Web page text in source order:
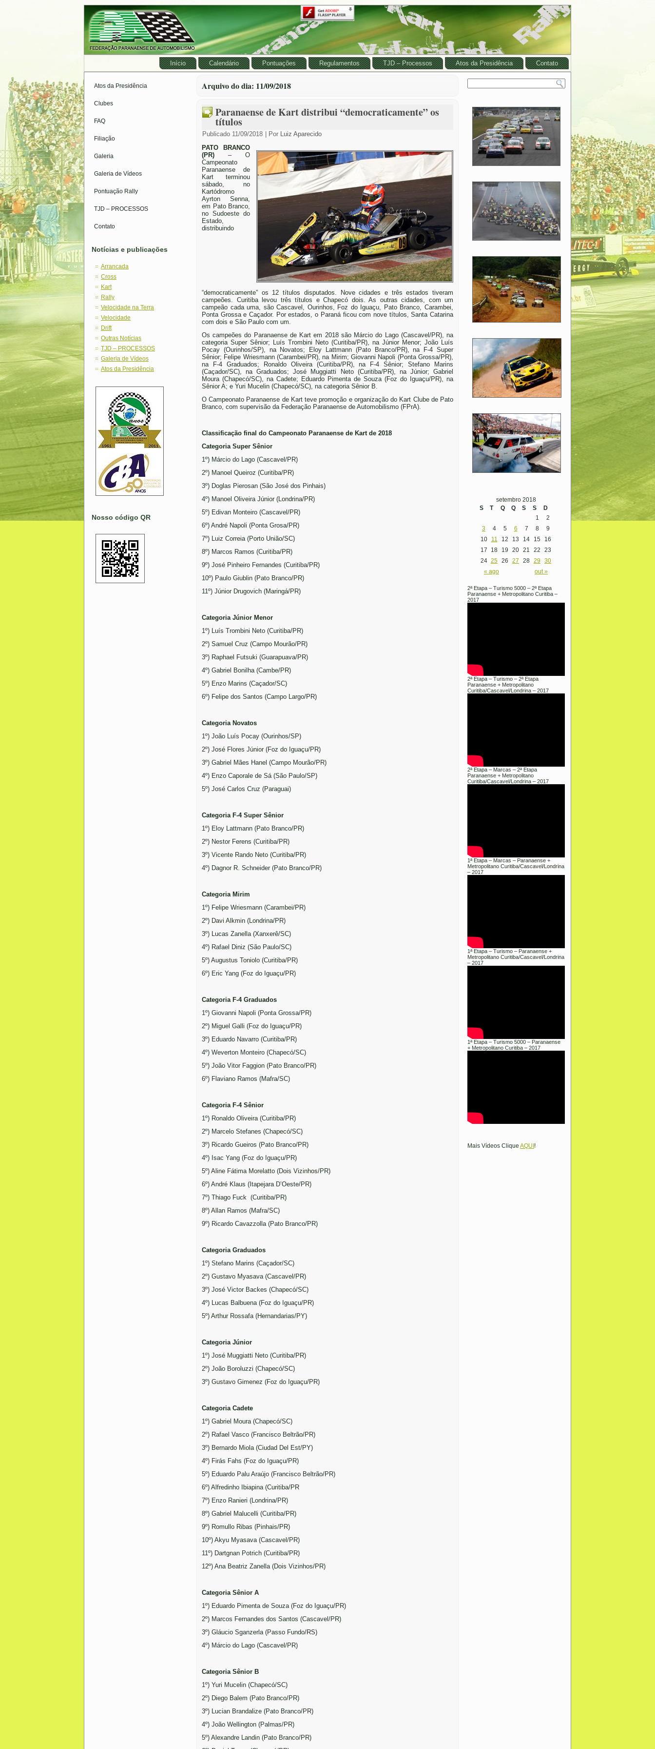
Início Calendário Pontuações Regulamentos TJD – Processos Atos da Presidência Contato
Atos da Presidência
Clubes
FAQ
Filiação
Galeria
Galeria de Vídeos
Pontuação Rally
TJD – PROCESSOS
Contato
Notícias e publicações
Arrancada
Cross
Kart
Rally
Velocidade na Terra
Velocidade
Drift
Outras Notícias
TJD – PROCESSOS
Galeria de Vídeos
Atos da Presidência
Nosso código QR
Arquivo do dia: 11/09/2018
Paranaense de Kart distribui “democraticamente” os
títulos
Publicado 11/09/2018 Por Luiz Aparecido
PATO BRANCO
(PR) – O
Campeonato
Paranaense de
Kart terminou
sábado, no
Kartódromo
Ayrton Senna,
em Pato Branco,
no Sudoeste do
Estado,
distribuindo
“democraticamente” os 12 títulos disputados. Nove cidades e três estados tiveram
campeões. Curitiba levou três títulos e Chapecó dois. As outras cidades, com um
campeão cada uma, são Cascavel, Ourinhos, Foz do Iguaçu, Pato Branco, Carambei,
Ponta Grossa e Caçador. Por estados, o Paraná ficou com nove títulos, Santa Catarina
com dois e São Paulo com um.
Os campeões do Paranaense de Kart em 2018 são Márcio do Lago (Cascavel/PR), na
categoria Super Sênior; Luís Trombini Neto (Curitiba/PR), na Júnior Menor; João Luís
Pocay (Ourinhos/SP), na Novatos; Eloy Lattmann (Pato Branco/PR), na F-4 Super
Sênior; Felipe Wriesmann (Carambei/PR), na Mirim; Giovanni Napoli (Ponta Grossa/PR),
na F-4 Graduados; Ronaldo Oliveira (Curitiba/PR), na F-4 Sênior; Stefano Marins
(Caçador/SC), na Graduados; José Muggiatti Neto (Curitiba/PR), na Júnior; Gabriel
Moura (Chapecó/SC), na Cadete; Eduardo Pimenta de Souza (Foz do Iguaçu/PR), na
Sênior A; e Yuri Mucelin (Chapecó/SC), na categoria Sênior B.
O Campeonato Paranaense de Kart teve promoção e organização do Kart Clube de Pato
Branco, com supervisão da Federação Paranaense de Automobilismo (FPrA).
Classificação final do Campeonato Paranaense de Kart de 2018
Categoria Super Sênior
1º) Márcio do Lago (Cascavel/PR)
2º) Manoel Queiroz (Curitiba/PR)
3º) Doglas Pierosan (São José dos Pinhais)
4º) Manoel Oliveira Júnior (Londrina/PR)
5º) Edivan Monteiro (Cascavel/PR)
6º) André Napoli (Ponta Grosa/PR)
7º) Luiz Correia (Porto União/SC)
8º) Marcos Ramos (Curitiba/PR)
9º) José Pinheiro Fernandes (Curitiba/PR)
10º) Paulo Giublin (Pato Branco/PR)
11º) Júnior Drugovich (Maringá/PR)
Categoria Júnior Menor
1º) Luís Trombini Neto (Curitiba/PR)
2º) Samuel Cruz (Campo Mourão/PR)
3º) Raphael Futsuki (Guarapuava/PR)
4º) Gabriel Bonilha (Cambe/PR)
5º) Enzo Marins (Caçador/SC)
6º) Felipe dos Santos (Campo Largo/PR)
Categoria Novatos
1º) João Luís Pocay (Ourinhos/SP)
2º) José Flores Júnior (Foz do Iguaçu/PR)
3º) Gabriel Mães Hanel (Campo Mourão/PR)
4º) Enzo Caporale de Sá (São Paulo/SP)
5º) José Carlos Cruz (Paraguai)
Categoria F-4 Super Sênior
1º) Eloy Lattmann (Pato Branco/PR)
2º) Nestor Ferens (Curitiba/PR)
3º) Vicente Rando Neto (Curitiba/PR)
4º) Dagnor R. Schneider (Pato Branco/PR)
Categoria Mirim
1º) Felipe Wriesmann (Carambei/PR)
2º) Davi Alkmin (Londrina/PR)
3º) Lucas Zanella (Xanxerê/SC)
4º) Rafael Diniz (São Paulo/SC)
5º) Augustus Toniolo (Curitiba/PR)
6º) Eric Yang (Foz do Iguaçu/PR)
Categoria F-4 Graduados
1º) Giovanni Napoli (Ponta Grossa/PR)
2º) Miguel Galli (Foz do Iguaçu/PR)
3º) Eduardo Navarro (Curitiba/PR)
4º) Weverton Monteiro (Chapecó/SC)
5º) João Vitor Faggion (Pato Branco/PR)
6º) Flaviano Ramos (Mafra/SC)
Categoria F-4 Sênior
1º) Ronaldo Oliveira (Curitiba/PR)
2º) Marcelo Stefanes (Chapecó/SC)
3º) Ricardo Gueiros (Pato Branco/PR)
4º) Isac Yang (Foz do Iguaçu/PR)
5º) Aline Fátima Morelatto (Dois Vizinhos/PR)
6º) André Klaus (Itapejara D’Oeste/PR)
7º) Thiago Fuck (Curitiba/PR)
8º) Allan Ramos (Mafra/SC)
9º) Ricardo Cavazzolla (Pato Branco/PR)
Categoria Graduados
1º) Stefano Marins (Caçador/SC)
2º) Gustavo Myasava (Cascavel/PR)
3º) José Victor Backes (Chapecó/SC)
4º) Lucas Balbuena (Foz do Iguaçu/PR)
5º) Arthur Rossafa (Hernandarias/PY)
Categoria Júnior
1º) José Muggiatti Neto (Curitiba/PR)
2º) João Boroluzzi (Chapecó/SC)
3º) Gustavo Gimenez (Foz do Iguaçu/PR)
Categoria Cadete
1º) Gabriel Moura (Chapecó/SC)
2º) Rafael Vasco (Francisco Beltrão/PR)
3º) Bernardo Miola (Ciudad Del Est/PY)
4º) Firás Fahs (Foz do Iguaçu/PR)
5º) Eduardo Palu Araújo (Francisco Beltrão/PR)
6º) Alfredinho Ibiapina (Curitiba/PR
7º) Enzo Ranieri (Londrina/PR)
8º) Gabriel Malucelli (Curitiba/PR)
9º) Romullo Ribas (Pinhais/PR)
10º) Akyu Myasava (Cascavel/PR)
11º) Dartgnan Potrich (Curitiba/PR)
12º) Ana Beatriz Zanella (Dois Vizinhos/PR)
Categoria Sênior A
1º) Eduardo Pimenta de Souza (Foz do Iguaçu/PR)
2º) Marcos Fernandes dos Santos (Cascavel/PR)
3º) Gláucio Sganzerla (Passo Fundo/RS)
4º) Márcio do Lago (Cascavel/PR)
Categoria Sênior B
1º) Yuri Mucelin (Chapecó/SC)
2º) Diego Balem (Pato Branco/PR)
3º) Lucian Brandalize (Pato Branco/PR)
4º) João Wellington (Palmas/PR)
5º) Alexandre Landin (Pato Branco/PR)
setembro 2018
S
T Q Q S S D
« ago out »
1
2
3
4 5 6 7 8
9
10
11 12 13 14 15
16
17
18 19 20 21 22
23
24 25 26 27 28 29 30
2ª Etapa – Turismo 5000 – 2ª Etapa
Paranaense + Metropolitano Curitiba –
2017
2ª Etapa – Turismo – 2ª Etapa
Paranaense + Metropolitano
Curitiba/Cascavel/Londrina – 2017
2ª Etapa – Marcas – 2ª Etapa
Paranaense + Metropolitano
Curitiba/Cascavel/Londrina – 2017
1ª Etapa – Marcas – Paranaense +
Metropolitano Curitiba/Cascavel/Londrina
– 2017
1ª Etapa – Turismo – Paranaense +
Metropolitano Curitiba/Cascavel/Londrina
– 2017
1ª Etapa – Turismo 5000 – Paranaense
+ Metropolitano Curitiba – 2017
Mais Vídeos Clique AQUI !